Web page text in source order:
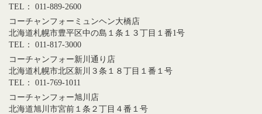
TEL： 011-889-2600
コーチャンフォーミュンヘン大橋店
北海道札幌市豊平区中の島１条１３丁目１番1号
TEL： 011-817-3000
コーチャンフォー新川通り店
北海道札幌市北区新川３条１８丁目１番１号
TEL： 011-769-1011
コーチャンフォー旭川店
北海道旭川市宮前１条２丁目４番１号